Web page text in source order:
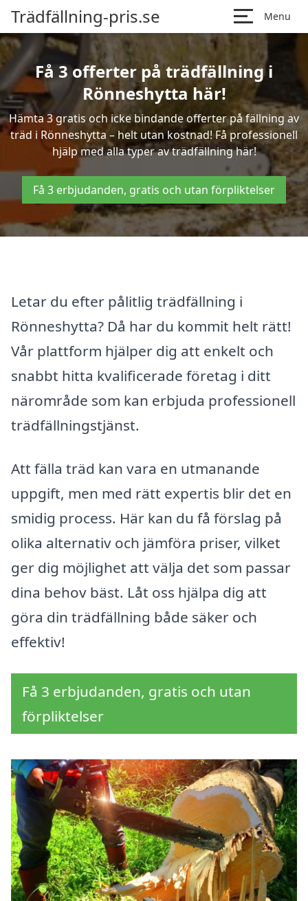
Trädfällning-pris.se Menu
Få 3 offerter på trädfällning i
Rönneshytta här!
Hämta 3 gratis och icke bindande offerter på fällning av
träd i Rönneshytta – helt utan kostnad! Få professionell
hjälp med alla typer av trädfällning här!
Få 3 erbjudanden, gratis och utan förpliktelser
Letar du efter pålitlig trädfällning i
Rönneshytta? Då har du kommit helt rätt!
Vår plattform hjälper dig att enkelt och
snabbt hitta kvalificerade företag i ditt
närområde som kan erbjuda professionell
trädfällningstjänst.
Att fälla träd kan vara en utmanande
uppgift, men med rätt expertis blir det en
smidig process. Här kan du få förslag på
olika alternativ och jämföra priser, vilket
ger dig möjlighet att välja det som passar
dina behov bäst. Låt oss hjälpa dig att
göra din trädfällning både säker och
effektiv!
Få 3 erbjudanden, gratis och utan
förpliktelser